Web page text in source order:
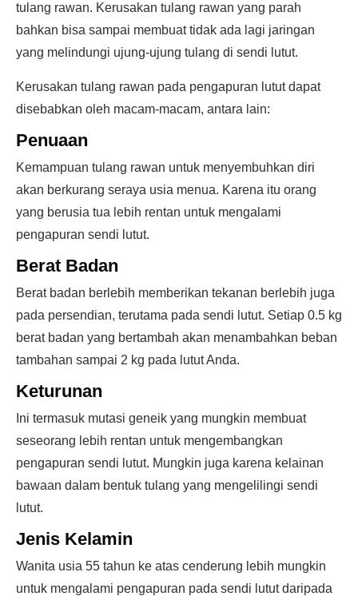
tulang rawan. Kerusakan tulang rawan yang parah
bahkan bisa sampai membuat tidak ada lagi jaringan
yang melindungi ujung-ujung tulang di sendi lutut.
Kerusakan tulang rawan pada pengapuran lutut dapat
disebabkan oleh macam-macam, antara lain:
Penuaan
Kemampuan tulang rawan untuk menyembuhkan diri
akan berkurang seraya usia menua. Karena itu orang
yang berusia tua lebih rentan untuk mengalami
pengapuran sendi lutut.
Berat Badan
Berat badan berlebih memberikan tekanan berlebih juga
pada persendian, terutama pada sendi lutut. Setiap 0.5 kg
berat badan yang bertambah akan menambahkan beban
tambahan sampai 2 kg pada lutut Anda.
Keturunan
Ini termasuk mutasi geneik yang mungkin membuat
seseorang lebih rentan untuk mengembangkan
pengapuran sendi lutut. Mungkin juga karena kelainan
bawaan dalam bentuk tulang yang mengelilingi sendi
lutut.
Jenis Kelamin
Wanita usia 55 tahun ke atas cenderung lebih mungkin
untuk mengalami pengapuran pada sendi lutut daripada